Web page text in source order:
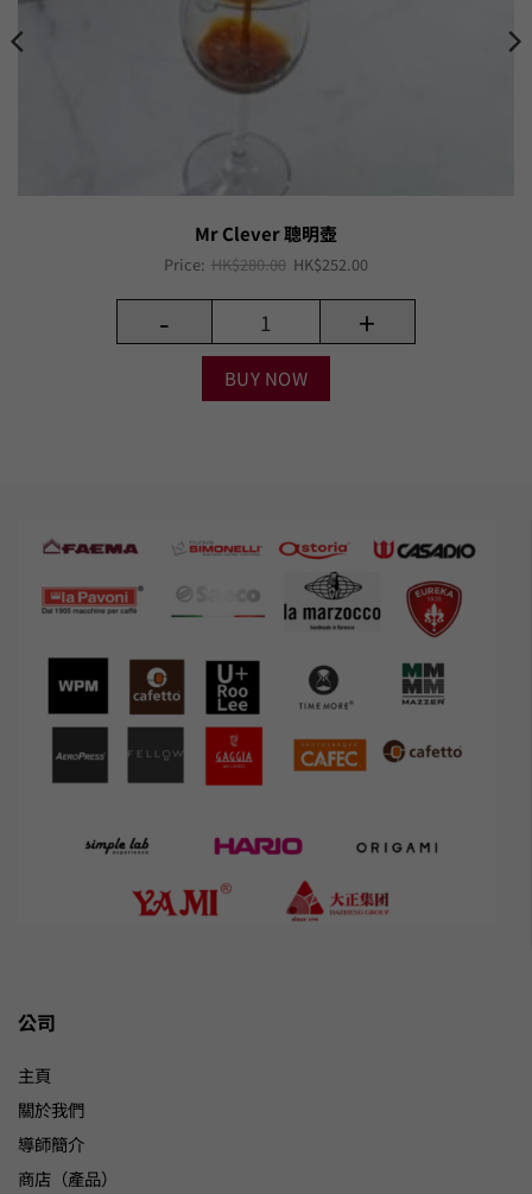
Mr Clever 聰明壺
Price: HK$280.00 Original
was:
HK$280.00.
HK$252.00Current
is:
HK$252.00.
- +
BUY NOW
公司
主頁
關於我們
導師簡介
商店（產品）